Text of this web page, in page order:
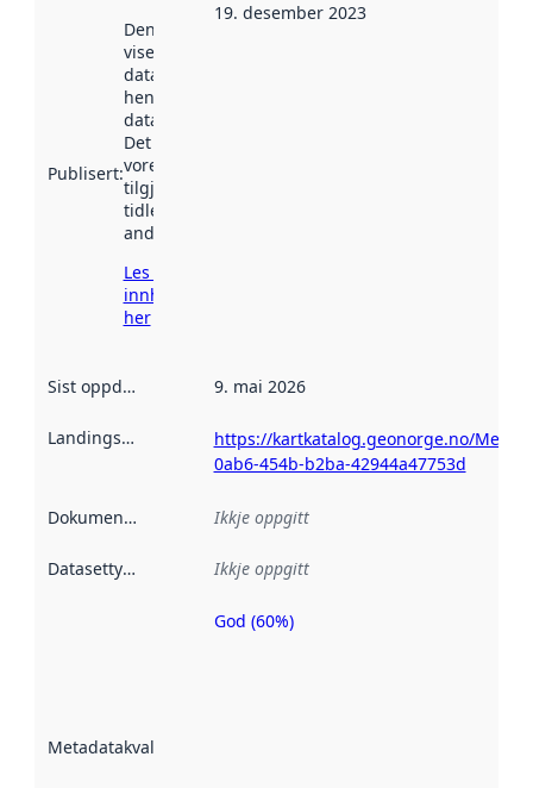
Publisert:
Denne datoen
viser når
datasettet vart
henta inn av
data.norge.no.
Det kan ha
vore
tilgjengeleg
tidlegare
andre stader.
Les meir om
innhenting
her
19. desember 2023
Sist oppdatert 9. mai 2026
Landingsside
https://kartkatalog.geonorge.no/
0ab6-454b-b2ba-42944a47753d
Dokumentasjon Ikkje oppgitt
Datasettype Ikkje oppgitt
Metadatakvalitet
Metadatakvalitet
God (60%)